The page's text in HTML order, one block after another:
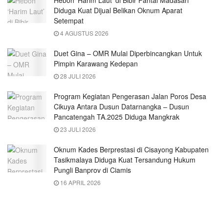
Diduga Kuat Dijual Belikan Oknum Aparat
Setempat
4 AGUSTUS 2026
Duet Gina – OMR Mulai Diperbincangkan Untuk
Pimpin Karawang Kedepan
28 JULI 2026
Program Kegiatan Pengerasan Jalan Poros Desa
Cikuya Antara Dusun Datarnangka – Dusun
Pancatengah TA.2025 Diduga Mangkrak
23 JULI 2026
Oknum Kades Berprestasi di Cisayong Kabupaten
Tasikmalaya Diduga Kuat Tersandung Hukum
Pungli Banprov di Ciamis
16 APRIL 2026